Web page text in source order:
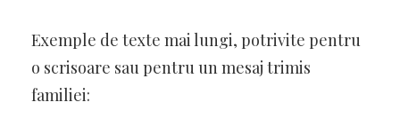
Exemple de texte mai lungi, potrivite pentru
o scrisoare sau pentru un mesaj trimis
familiei: